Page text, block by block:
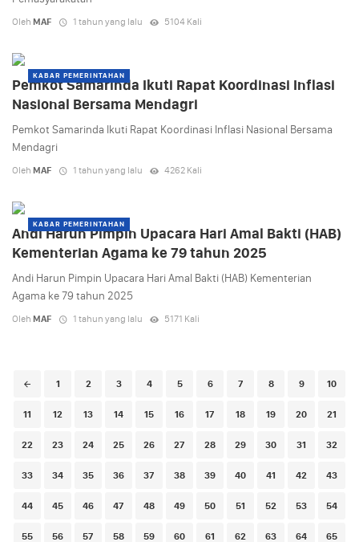
Oleh MAF 1 tahun yang lalu 5104 Kali
KABAR PEMERINTAHAN
Pemkot Samarinda Ikuti Rapat Koordinasi Inflasi
Nasional Bersama Mendagri
Pemkot Samarinda Ikuti Rapat Koordinasi Inflasi Nasional Bersama
Mendagri
Oleh MAF 1 tahun yang lalu 4262 Kali
KABAR PEMERINTAHAN
Andi Harun Pimpin Upacara Hari Amal Bakti (HAB)
Kementerian Agama ke 79 tahun 2025
Andi Harun Pimpin Upacara Hari Amal Bakti (HAB) Kementerian
Agama ke 79 tahun 2025
Oleh MAF 1 tahun yang lalu 5171 Kali
Posts
1 2 3 4 5 6 7 8 9 10
11 12 13 14 15 16 17 18 19 20 21
22 23 24 25 26 27 28 29 30 31 32
33 34 35 36 37 38 39 40 41 42 43
44 45 46 47 48 49 50 51 52 53 54
55 56 57 58 59 60 61 62 63 64 65